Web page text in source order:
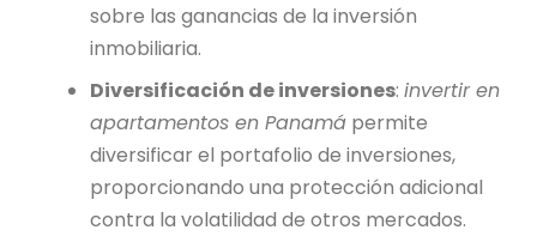
sobre las ganancias de la inversión
inmobiliaria.
Diversificación de inversiones: invertir en
apartamentos en Panamá permite
diversificar el portafolio de inversiones,
proporcionando una protección adicional
contra la volatilidad de otros mercados.